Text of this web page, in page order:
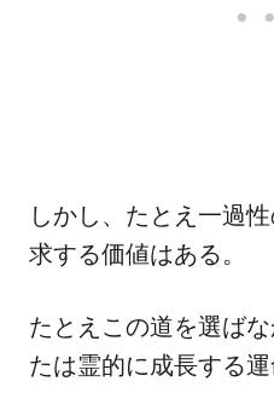
しかし、たとえ一過
求する価値はある。
たとえこの道を選ば
たは霊的に成長する運